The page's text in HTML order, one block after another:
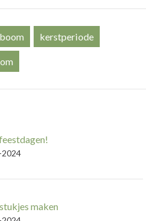
kerstperiode
2024
maken